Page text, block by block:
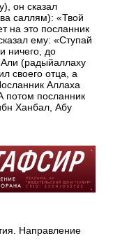
он сказал
саллям): «Твой
на это посланник
ему: «Ступай
ничего, до
(радыйаллаху
своего отца, а
Аллаха
потом посланник
Ханбал, Абу